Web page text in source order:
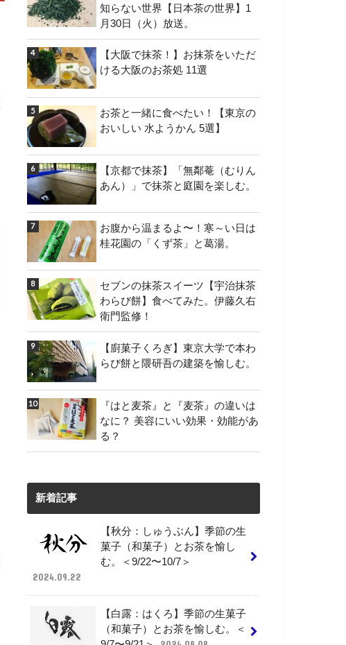
知らない世界【日本茶の世界】1
月30日（火）放送。
【大阪で抹茶！】お抹茶をいただ
ける大阪のお茶処 11選
お茶と一緒に食べたい！【東京の
おいしい 水ようかん 5選】
【京都で抹茶】「無鄰菴（むりん
あん）」で抹茶と庭園を楽しむ。
お腹から温まるよ〜！寒～い日は
桂花園の「くず茶」と葛湯。
セブンの抹茶スイーツ【宇治抹茶
わらび餅】食べてみた。伊藤久右
衛門監修！
【廚菓子くろぎ】東京大学で本わ
らび餅と隈研吾の建築を愉しむ。
『はと麦茶』と『麦茶』の違いは
なに？ 美容にいい効果・効能があ
る？
新着記事
【秋分：しゅうぶん】季節の生
菓子（和菓子）とお茶を愉し
む。＜9/22〜10/7＞
2024.09.22
【白露：はくろ】季節の生菓子
（和菓子）とお茶を愉しむ。＜